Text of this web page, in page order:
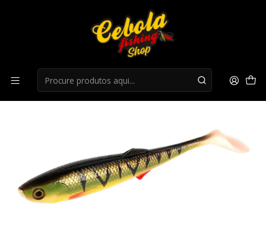
Flukes Mikado Sicario 10.5cm - Bloody Perch